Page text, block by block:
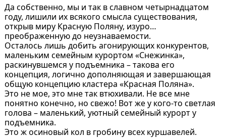
Да собственно, мы и так в славном четырнадцатом
году, лишили их всякого смысла существования,
открыв миру Красную Поляну, изуро…
преображенную до неузнаваемости.
Осталось лишь добить агонирующих конкурентов,
маленьким семейным курортом «Снежинка»,
раскинувшемся у подъемника – такова его
концепция, логично дополняющая и завершающая
общую концепцию кластера «Красная Поляна».
Это не мое, это мне так втюхивали. Не все мне
понятно конечно, но свежо! Вот же у кого-то светлая
голова – маленький, уютный семейный курорт у
подъемника.
Это ж осиновый кол в гробину всех куршавелей.